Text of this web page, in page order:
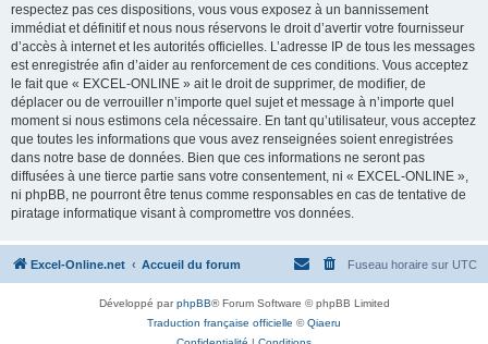
respectez pas ces dispositions, vous vous exposez à un bannissement
immédiat et définitif et nous nous réservons le droit d’avertir votre fournisseur
d’accès à internet et les autorités officielles. L’adresse IP de tous les messages
est enregistrée afin d’aider au renforcement de ces conditions. Vous acceptez
le fait que « EXCEL-ONLINE » ait le droit de supprimer, de modifier, de
déplacer ou de verrouiller n’importe quel sujet et message à n’importe quel
moment si nous estimons cela nécessaire. En tant qu’utilisateur, vous acceptez
que toutes les informations que vous avez renseignées soient enregistrées
dans notre base de données. Bien que ces informations ne seront pas
diffusées à une tierce partie sans votre consentement, ni « EXCEL-ONLINE »,
ni phpBB, ne pourront être tenus comme responsables en cas de tentative de
piratage informatique visant à compromettre vos données.
Excel-Online.net Accueil du forum Fuseau horaire sur UTC
Développé parphpBB® Forum Software © phpBB Limited
Traduction française officielle ©Qiaeru